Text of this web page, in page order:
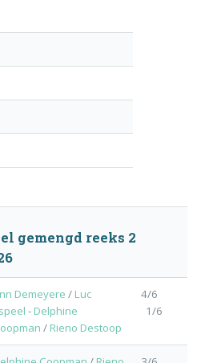
gemengd reeks 2
Demeyere / Luc
- Delphine
/ Rieno Destoop
4/6
1/6